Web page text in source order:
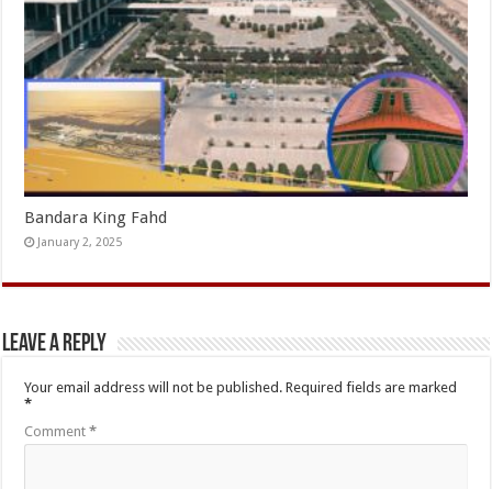
Bandara King Fahd
January 2, 2025
Leave a Reply
Your email address will not be published. Required fields are marked
*
Comment*